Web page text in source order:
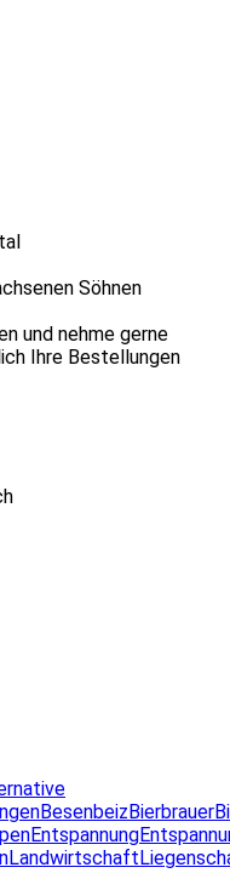
Söhnen
und nehme gerne
Ihre Bestellungen
BesenbeizBierbrauer
Entspannung
Landwirtschaft